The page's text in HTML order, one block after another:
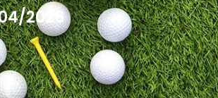
2026